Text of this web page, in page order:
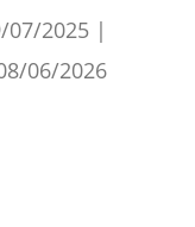
07/2025 |
06/2026